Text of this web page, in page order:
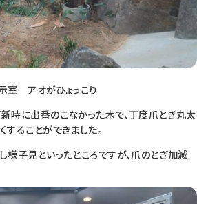
室 アオがひょっこり
時に出番のこなかった木で、丁度爪とぎ丸太
ることができました。
様子見といったところですが、爪のとぎ加減